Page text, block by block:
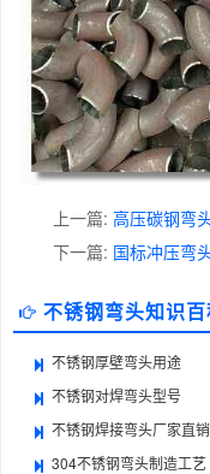
上一篇: 高压碳钢弯
下一篇: 国标冲压弯
不锈钢弯头知识
不锈钢厚壁弯头用途
不锈钢对焊弯头型号
不锈钢焊接弯头厂家直销
304不锈钢弯头制造工艺